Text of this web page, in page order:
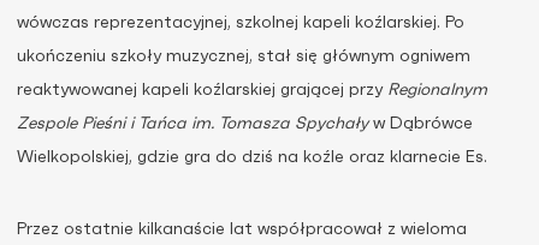
wówczas reprezentacyjnej, szkolnej kapeli koźlarskiej. Po
ukończeniu szkoły muzycznej, stał się głównym ogniwem
reaktywowanej kapeli koźlarskiej grającej przy Regionalnym
Zespole Pieśni i Tańca im. Tomasza Spychaływ Dąbrówce
Wielkopolskiej, gdzie gra do dziś na koźle oraz klarnecie Es.
Przez ostatnie kilkanaście lat współpracował z wieloma